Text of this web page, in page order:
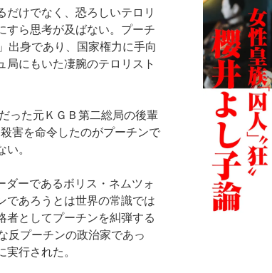
だけでなく、恐ろしいテロリ
すら思考が及ばない。プーチ
出身であり、国家権力に手向
局にもいた凄腕のテロリスト
った元ＫＧＢ第二総局の後輩
殺害を命令したのがプーチンで
。
ーであるボリス・ネムツォ
であろうとは世界の常識では
者としてプーチンを糾弾する
反プーチンの政治家であっ
行された。